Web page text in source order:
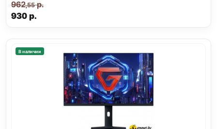
930р.
962,55р.
В наличии